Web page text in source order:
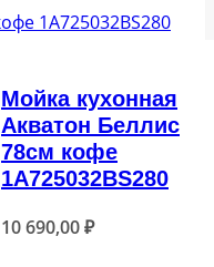
Мойка кухонная
Акватон Беллис
78см кофе
1A725032BS280
10 690,00₽